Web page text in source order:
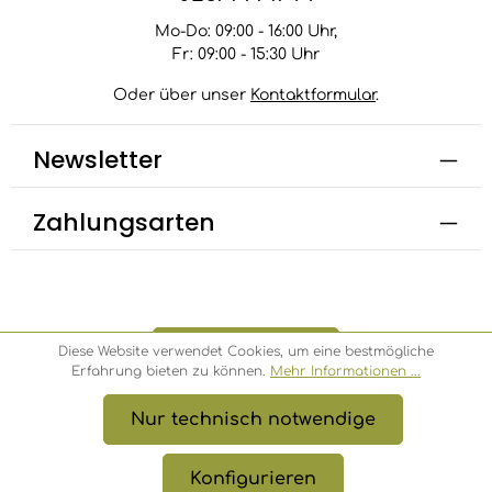
Mo-Do: 09:00 - 16:00 Uhr,
Fr: 09:00 - 15:30 Uhr
Oder über unser Kontaktformular.
Newsletter
Zahlungsarten
Bestellung widerrufen
© 2026 Bambusbörse
* Alle Preise inkl. gesetzl. Mehrwertsteuer zzgl.
Versandkosten, wenn nicht anders angegeben.
Diese Website verwendet Cookies, um eine bestmögliche
Erfahrung bieten zu können. Mehr Informationen ...
Nur technisch notwendige
Konfigurieren